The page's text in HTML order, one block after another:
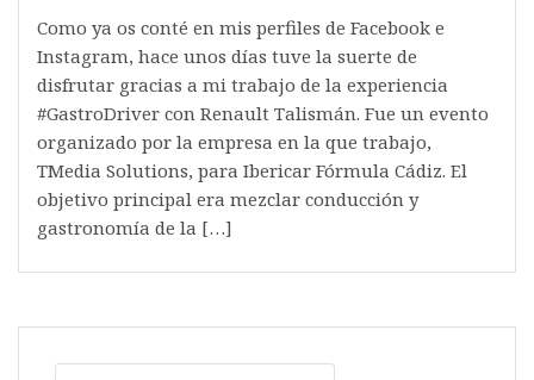
Como ya os conté en mis perfiles de Facebook e
Instagram, hace unos días tuve la suerte de
disfrutar gracias a mi trabajo de la experiencia
#GastroDriver con Renault Talismán. Fue un evento
organizado por la empresa en la que trabajo,
TMedia Solutions, para Ibericar Fórmula Cádiz. El
objetivo principal era mezclar conducción y
gastronomía de la […]